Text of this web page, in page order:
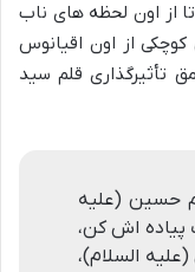
از اون لحظه های ناب
از اون اقیانوس
تأثیرگذاری قلم سید
حسین (علیه
پیاده اش کن،
السلام)،